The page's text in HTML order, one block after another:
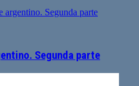
Segunda parte